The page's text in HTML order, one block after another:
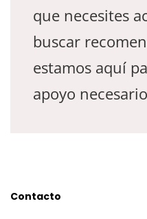
que necesites
buscar
estamos aquí
apoyo
Contacto